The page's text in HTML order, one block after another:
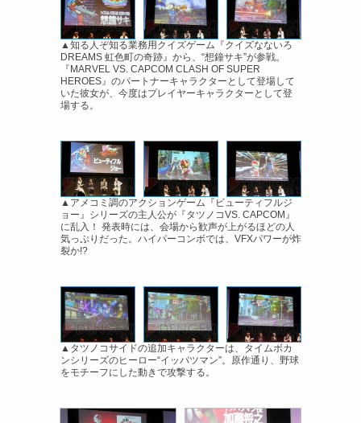
▲知る人ぞ知る業務用クイズゲーム『クイズなないろ
DREAMS 虹色町の奇跡』から、“想鐘サキ”が参戦。
『MARVEL VS. CAPCOM CLASH OF SUPER
HEROES』のパートナーキャラクターとして登場して
いた彼女が、今度はプレイヤーキャラクターとして登
場する。
▲アメコミ調のアクションゲーム『ビューティフルジ
ョー』シリーズの主人公が『タツノコVS. CAPCOM』
に乱入！ 発表時には、会場から歓声が上がるほどの人
気っぷりだった。ハイパーコンボでは、VFXパワーが炸
裂か!?
▲タツノコサイドの追加キャラクターは、タイムボカ
ンシリーズのヒーロー“イッパツマン”。原作通り、野球
をモチーフにした動きで攻撃する。